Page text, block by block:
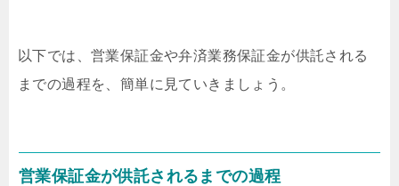
以下では、営業保証金や弁済業務保証金が供託される
までの過程を、簡単に見ていきましょう。
営業保証金が供託されるまでの過程